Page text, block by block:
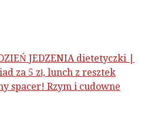
JEDZENIA dietetyczki |
za 5 zł, lunch z resztek
spacer! Rzym i cudowne